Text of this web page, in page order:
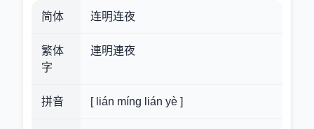
简体 连明连夜
繁体
字
連明連夜
拼音 [ lián míng lián yè ]